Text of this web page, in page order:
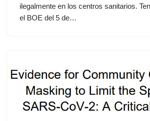
ilegalmente en los centros sanitarios.
el BOE del 5 de…